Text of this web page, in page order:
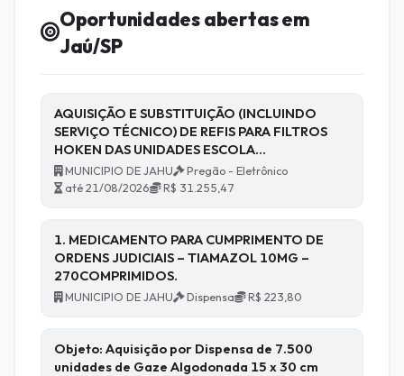
Oportunidades abertas em
Jaú/SP
AQUISIÇÃO E SUBSTITUIÇÃO (INCLUINDO
SERVIÇO TÉCNICO) DE REFIS PARA FILTROS
HOKEN DAS UNIDADES ESCOLA…
MUNICIPIO DE JAHU
Pregão - Eletrônico
até 21/08/2026
R$ 31.255,47
1. MEDICAMENTO PARA CUMPRIMENTO DE
ORDENS JUDICIAIS – TIAMAZOL 10MG –
270COMPRIMIDOS.
MUNICIPIO DE JAHU Dispensa R$ 223,80
Objeto: Aquisição por Dispensa de 7.500
unidades de Gaze Algodonada 15 x 30 cm